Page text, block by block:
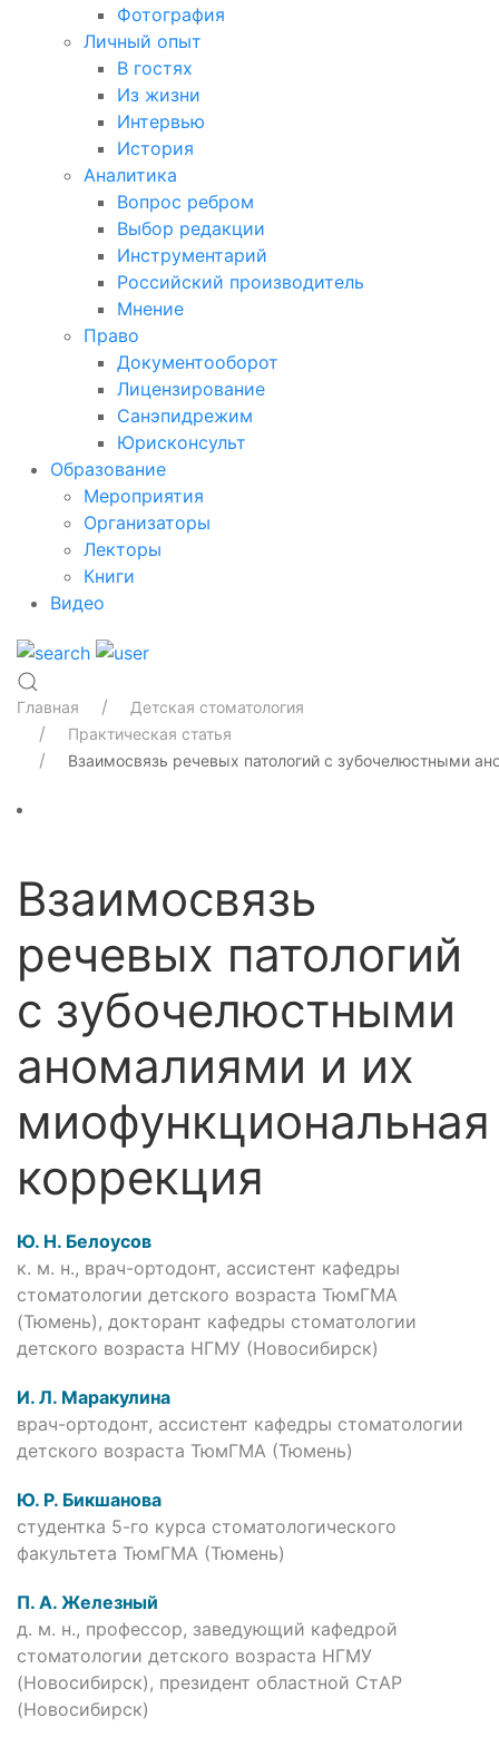
Фотография
Личный опыт
В гостях
Из жизни
Интервью
История
Аналитика
Вопрос ребром
Выбор редакции
Инструментарий
Российский производитель
Мнение
Право
Документооборот
Лицензирование
Санэпидрежим
Юрисконсульт
Образование
Мероприятия
Организаторы
Лекторы
Книги
Видео
Главная
Детская стоматология
Практическая статья
Взаимосвязь речевых патологий с зубочелюстными
Взаимосвязь
речевых патологий
с зубочелюстными
аномалиями и их
миофункциональная
коррекция
Ю. Н. Белоусов
к. м. н., врач-ортодонт, ассистент кафедры
стоматологии детского возраста ТюмГМА
(Тюмень), докторант кафедры стоматологии
детского возраста НГМУ (Новосибирск)
И. Л. Маракулина
врач-ортодонт, ассистент кафедры стоматологии
детского возраста ТюмГМА (Тюмень)
Ю. Р. Бикшанова
студентка 5-го курса стоматологического
факультета ТюмГМА (Тюмень)
П. А. Железный
д. м. н., профессор, заведующий кафедрой
стоматологии детского возраста НГМУ
(Новосибирск), президент областной СтАР
(Новосибирск)